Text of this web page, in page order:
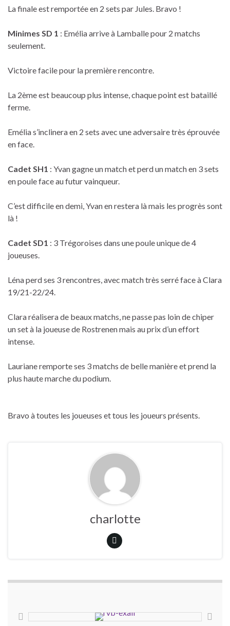
La finale est remportée en 2 sets par Jules. Bravo !
Minimes SD 1 : Emélia arrive à Lamballe pour 2 matchs
seulement.
Victoire facile pour la première rencontre.
La 2ème est beaucoup plus intense, chaque point est bataillé
ferme.
Emélia s’inclinera en 2 sets avec une adversaire très éprouvée
en face.
Cadet SH1 : Yvan gagne un match et perd un match en 3 sets
en poule face au futur vainqueur.
C’est difficile en demi, Yvan en restera là mais les progrès sont
là !
Cadet SD1 : 3 Trégoroises dans une poule unique de 4
joueuses.
Léna perd ses 3 rencontres, avec match très serré face à Clara
19/21-22/24.
Clara réalisera de beaux matchs, ne passe pas loin de chiper
un set à la joueuse de Rostrenen mais au prix d’un effort
intense.
Lauriane remporte ses 3 matchs de belle manière et prend la
plus haute marche du podium.
Bravo à toutes les joueuses et tous les joueurs présents.
charlotte